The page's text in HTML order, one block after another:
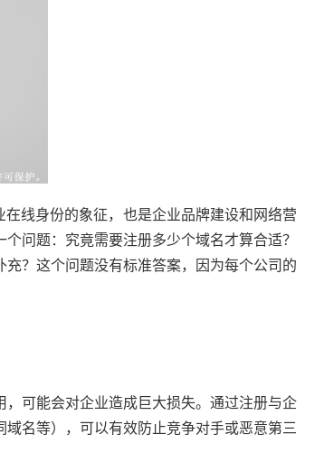
线身份的象征，也是企业品牌建设和网络营
问题：究竟需要注册多少个域名才算合适？
？这个问题没有标准答案，因为每个公司的
可能会对企业造成巨大损失。通过注册与企
名等），可以有效防止竞争对手或恶意第三